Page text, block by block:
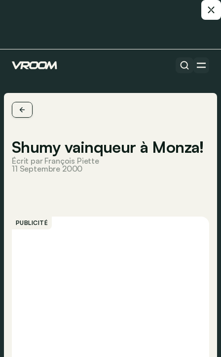
Shumy vainqueur à Monza!
Écrit par François Piette
11 Septembre 2000
PUBLICITÉ